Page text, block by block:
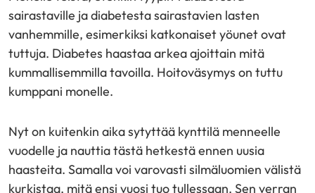
sairastaville ja diabetesta sairastavien lasten
vanhemmille, esimerkiksi katkonaiset yöunet ovat
tuttuja. Diabetes haastaa arkea ajoittain mitä
kummallisemmilla tavoilla. Hoitoväsymys on tuttu
kumppani monelle.
Nyt on kuitenkin aika sytyttää kynttilä menneelle
vuodelle ja nauttia tästä hetkestä ennen uusia
haasteita. Samalla voi varovasti silmäluomien välistä
kurkistaa, mitä ensi vuosi tuo tullessaan. Sen verran